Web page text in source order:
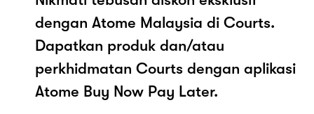
dengan Atome Malaysia di Courts.
Dapatkan produk dan/atau
perkhidmatan Courts dengan aplikasi
Atome Buy Now Pay Later.